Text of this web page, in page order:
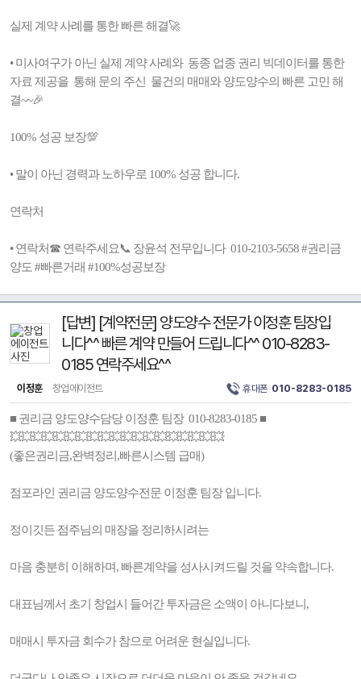
실제 계약 사례를 통한 빠른 해결🚀
• 미사여구가 아닌 실제 계약 사례와 동종 업종 권리 빅데이터를 통한
자료 제공을 통해 문의 주신 물건의 매매와 양도양수의 빠른 고민 해
결~~🎉
100% 성공 보장💯
• 말이 아닌 경력과 노하우로 100% 성공 합니다.
연락처
• 연락처☎ 연락주세요📞 장윤석 전무입니다 010-2103-5658 #권리금
양도 #빠른거래 #100%성공보장
[답변] [계약전문] 양도양수 전문가 이정훈 팀장입
니다^^ 빠른 계약 만들어 드립니다^^ 010-8283-
0185 연락주세요^^
이정훈 창업에이전트 휴대폰 010-8283-0185
■ 권리금 양도양수담당 이정훈 팀장 010-8283-0185 ■
💥💥💥💥💥💥💥💥💥💥💥💥💥💥💥💥💥💥💥
(좋은권리금,완벽정리,빠른시스템 급매)
점포라인 권리금 양도양수전문 이정훈 팀장 입니다.
정이깃든 점주님의 매장을 정리하시려는
마음 충분히 이해하며, 빠른계약을 성사시켜드릴 것을 약속합니다.
대표님께서 초기 창업시 들어간 투자금은 소액이 아니다보니,
매매시 투자금 회수가 참으로 어려운 현실입니다.